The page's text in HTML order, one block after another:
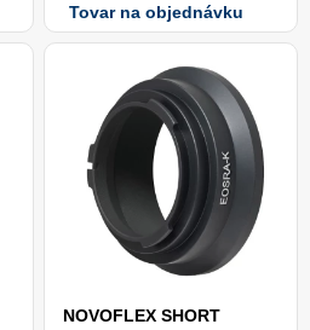
Tovar na objednávku
NOVOFLEX SHORT